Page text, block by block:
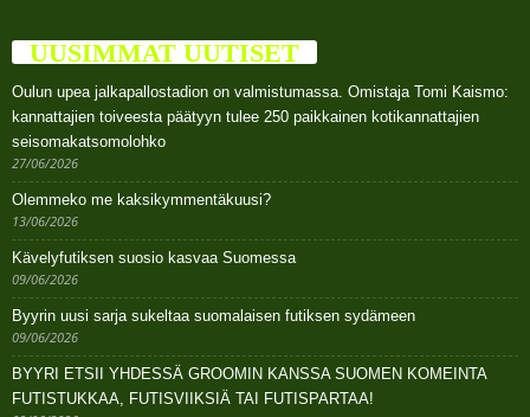
UUSIMMAT UUTISET
Oulun upea jalkapallostadion on valmistumassa. Omistaja Tomi Kaismo:
kannattajien toiveesta päätyyn tulee 250 paikkainen kotikannattajien
seisomakatsomolohko
27/06/2026
Olemmeko me kaksikymmentäkuusi?
13/06/2026
Kävelyfutiksen suosio kasvaa Suomessa
09/06/2026
Byyrin uusi sarja sukeltaa suomalaisen futiksen sydämeen
09/06/2026
BYYRI ETSII YHDESSÄ GROOMIN KANSSA SUOMEN KOMEINTA
FUTISTUKKAA, FUTISVIIKSIÄ TAI FUTISPARTAA!